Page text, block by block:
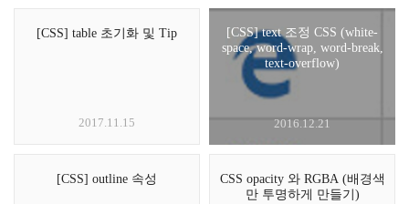
[CSS] table 초기화 및 Tip
2017.11.15
[CSS] text 조정 CSS (white-
space, word-wrap, word-break,
text-overflow)
2016.12.21
[CSS] outline 속성
CSS opacity 와 RGBA (배경색
만 투명하게 만들기)